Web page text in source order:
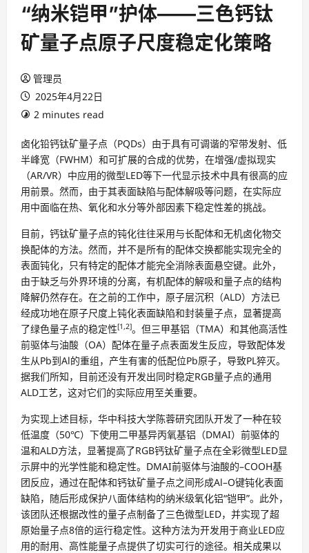
“纳米铠甲”护体——三色钙钛
矿量子点原子尺度稳定化策略
管理员
2025年4月22日
2 minutes read
卤化铅钙钛矿量子点（PQDs）由于具有可调谐的窄带发射、低
半峰宽（FWHM）和可扩展的合成的优势，在增强/虚拟现实
（AR/VR）中应用的微型LED等下一代显示技术中具有很高的应
用前景。然而，由于其表面缺陷与配体解吸等问题，在实际应
用中面临在热、氧化和水分等外部因素下稳定性差的挑战。
目前，钙钛矿量子点的钝化往往采用与长配体和无机卤化物交
换配体的方法。然而，并不是所有的配体交换都能实现完全的
表面钝化，只有特定的配体才能完全消除表面悬空键。此外，
由于缺乏与外界环境的分离，有机配体的解吸和量子点的结构
降解仍然存在。在之前的工作中，原子层沉积（ALD）方法已
经成功地在原子尺度上钝化表面缺陷和封装量子点，显著提高
了绿色量子点的稳定性[1 ,2]。但三甲基铝（TMA）和其他高活性
前驱体与油酸（OA）配体在量子点表面发生反应，导致配体发
生从Pb到Al的重组，产生有害的低配位Pb原子，导致PL猝灭。
据我们所知，目前还没有开发出同时稳定RGB量子点的通用
ALD工艺，这对它们的实际应用至关重要。
为实现上述目标，华中科技大学陈蓉研究团队开发了一种在较
低温度（50℃）下使用二甲基异丙氧基铝（DMAI）前驱体的
温和ALD方法，显著提高了RGB钙钛矿量子点在全彩微型LED显
示屏中的光学性能和稳定性。DMAI前驱体与油酸的–COOH基
团反应，通过在配体和钙钛矿量子点之间形成Al–O键钝化表面
缺陷，随后形成保护八面体结构的纳米级氧化铝“铠甲”。此外，
该团队还根据改性的量子点制备了三色微型LED，并实现了超
原始量子点8倍的运行稳定性。这种方法为开发用于商业LED应
用的耐用、高性能量子点提供了切实可行的途径。相关成果以